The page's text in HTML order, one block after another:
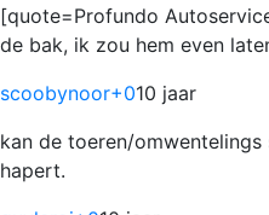
[quote=Profundo
de bak, ik zou hem even
scoobynoor+010 jaar
kan de toeren/
hapert.